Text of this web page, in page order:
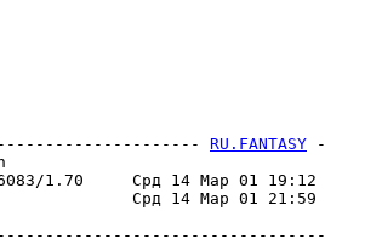
RU.FANTASY -
Scn
1.70     Срд 14 Мар 01 19:12
Срд 14 Мар 01 21:59
и Толкин